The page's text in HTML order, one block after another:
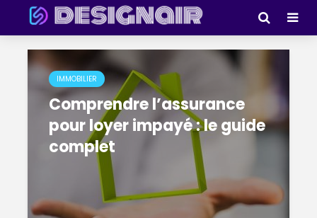
IMMOBILIER
Comprendre l’assurance
pour loyer impayé : le guide
complet